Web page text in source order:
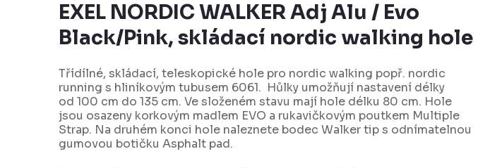
EXEL NORDIC WALKER Adj Alu / Evo
Black/Pink, skládací nordic walking hole
Třídílné, skládací, teleskopické hole pro nordic walking popř. nordic
running s hliníkovým tubusem 6061. Hůlky umožňují nastavení délky
od 100 cm do 135 cm. Ve složeném stavu mají hole délku 80 cm. Hole
jsou osazeny korkovým madlem EVO a rukavičkovým poutkem Multiple
Strap. Na druhém konci hole naleznete bodec Walker tip s odnímatelnou
gumovou botičku Asphalt pad.